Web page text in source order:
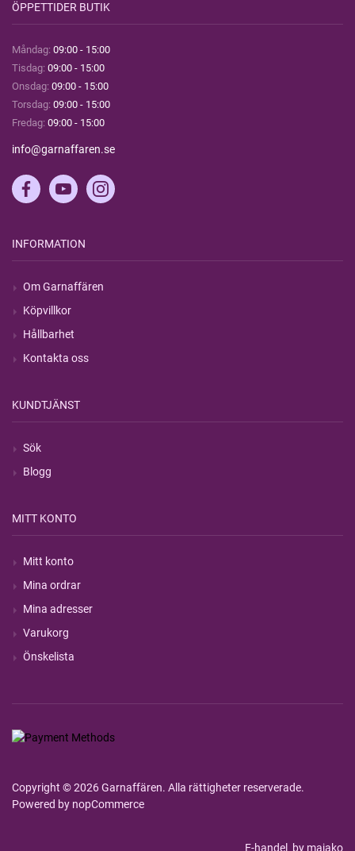
ÖPPETTIDER BUTIK
Måndag: 09:00 - 15:00
Tisdag: 09:00 - 15:00
Onsdag: 09:00 - 15:00
Torsdag: 09:00 - 15:00
Fredag: 09:00 - 15:00
info@garnaffaren.se
INFORMATION
Om Garnaffären
Köpvillkor
Hållbarhet
Kontakta oss
KUNDTJÄNST
Sök
Blogg
MITT KONTO
Mitt konto
Mina ordrar
Mina adresser
Varukorg
Önskelista
Copyright © 2026 Garnaffären. Alla rättigheter reserverade.
Powered by nopCommerce
E-handel by majako